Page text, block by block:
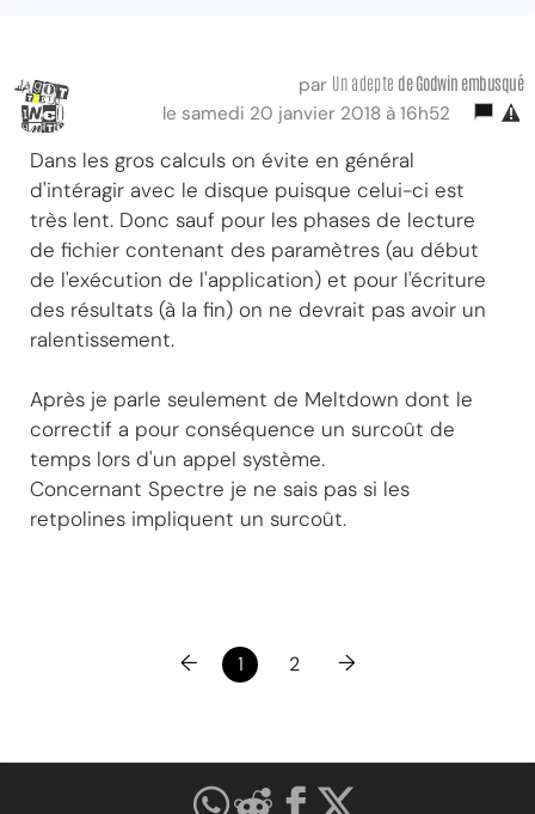
par Un adepte de Godwin embusqué
le samedi 20 janvier 2018 à 16h52
Dans les gros calculs on évite en général
d'intéragir avec le disque puisque celui-ci est
très lent. Donc sauf pour les phases de lecture
de fichier contenant des paramètres (au début
de l'exécution de l'application) et pour l'écriture
des résultats (à la fin) on ne devrait pas avoir un
ralentissement.
Après je parle seulement de Meltdown dont le
correctif a pour conséquence un surcoût de
temps lors d'un appel système.
Concernant Spectre je ne sais pas si les
retpolines impliquent un surcoût.
← 1 2 →